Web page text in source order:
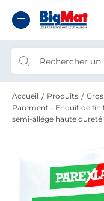
Accueil Produits
Parement - Enduit de
semi-allégé haute dureté